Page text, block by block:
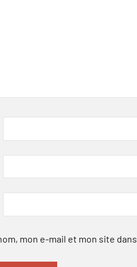
mon e-mail et mon site